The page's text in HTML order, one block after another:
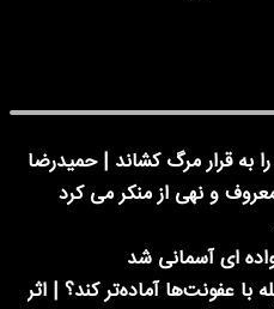
به قرار مرگ کشاند | حمیدرضا
ای آسمانی شد
با عفونت‌ها آماده‌تر کند؟ | اثر